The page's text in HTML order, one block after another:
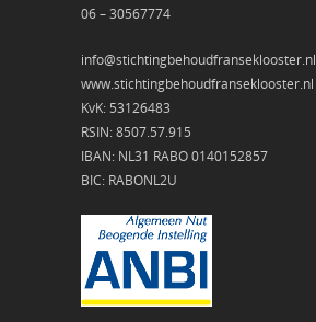
06 – 30567774
info@stichtingbehoudfranseklooster.nl
www.stichtingbehoudfranseklooster.nl
KvK: 53126483
RSIN: 8507.57.915
IBAN: NL31 RABO 0140152857
BIC: RABONL2U